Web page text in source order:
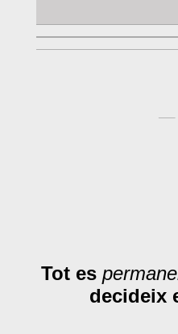
Tot es
decideix